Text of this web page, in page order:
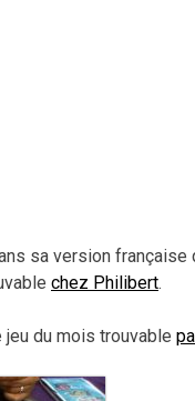
sa version française
chez Philibert.
du mois trouvable